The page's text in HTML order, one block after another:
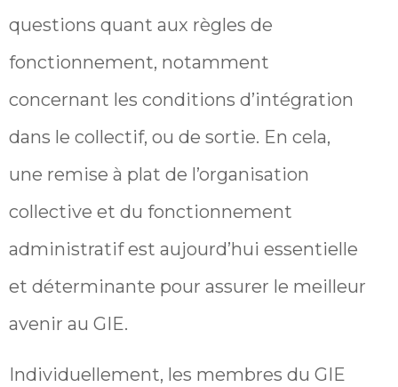
questions quant aux règles de
fonctionnement, notamment
concernant les conditions d’intégration
dans le collectif, ou de sortie. En cela,
une remise à plat de l’organisation
collective et du fonctionnement
administratif est aujourd’hui essentielle
et déterminante pour assurer le meilleur
avenir au GIE.
Individuellement, les membres du GIE